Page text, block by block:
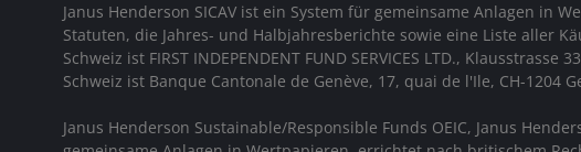
Janus Henderson SICAV ist ein System für gemeinsame Anlagen in
Statuten, die Jahres- und Halbjahresberichte sowie eine Liste aller
Schweiz ist FIRST INDEPENDENT FUND SERVICES LTD.,
Schweiz ist Banque Cantonale de Genève, 17, quai de l'Ile, CH-1204
Janus Henderson Sustainable/Responsible Funds OEIC, Janus